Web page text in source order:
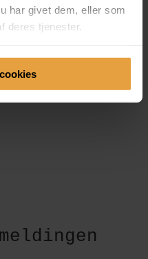
har givet dem, eller som
deres tjenester.